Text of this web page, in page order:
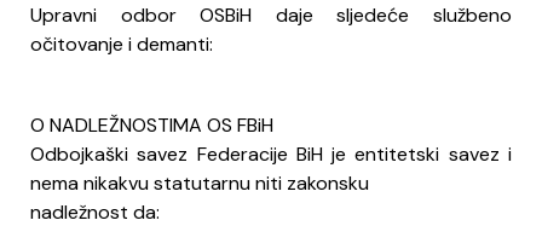
Upravni odbor OSBiH daje sljedeće službeno
očitovanje i demanti:
O NADLEŽNOSTIMA OS FBiH
Odbojkaški savez Federacije BiH je entitetski savez i
nema nikakvu statutarnu niti zakonsku
nadležnost da: